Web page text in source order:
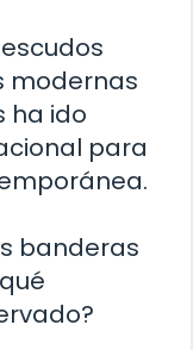
modernas
ha ido
para
banderas